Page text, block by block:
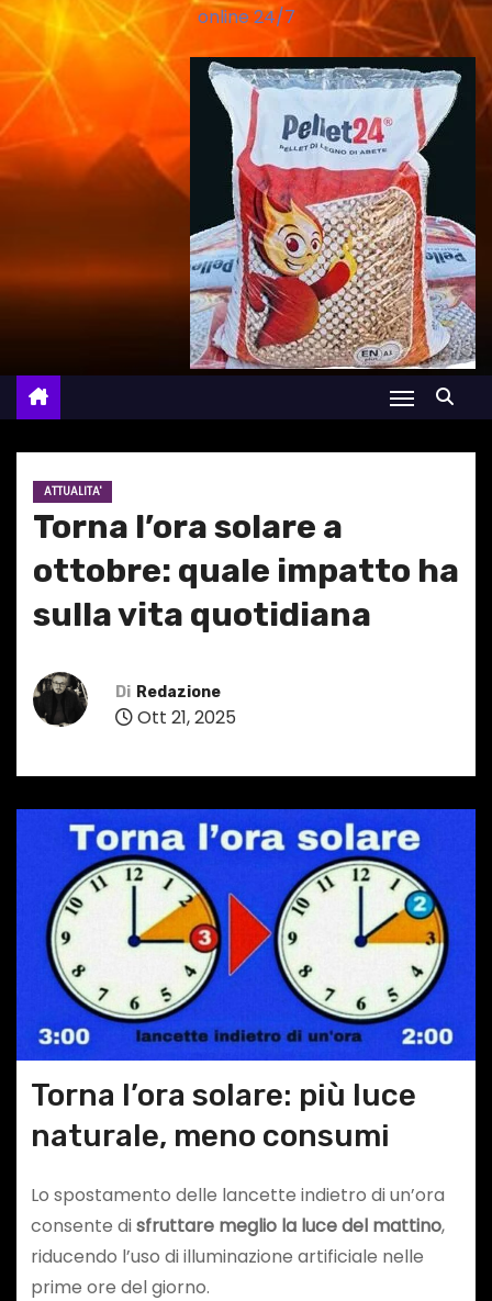
online 24/7
ATTUALITA'
Torna l’ora solare a
ottobre: quale impatto ha
sulla vita quotidiana
Di Redazione
Ott 21, 2025
Torna l’ora solare: più luce
naturale, meno consumi
Lo spostamento delle lancette indietro di un’ora
consente disfruttare meglio la luce del mattino,
riducendo l’uso di illuminazione artificiale nelle
prime ore del giorno.